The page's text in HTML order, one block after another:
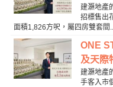
建灝地產
招標售出
面積1,826方呎，屬四房雙套間...
ONE
及天際
建灝地產
手客入市